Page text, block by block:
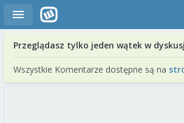
Przeglądasz tylko jeden wątek w
Wszystkie Komentarze dostępne są na